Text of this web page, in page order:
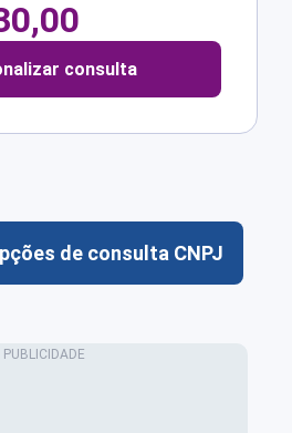
consulta
de consulta CNPJ